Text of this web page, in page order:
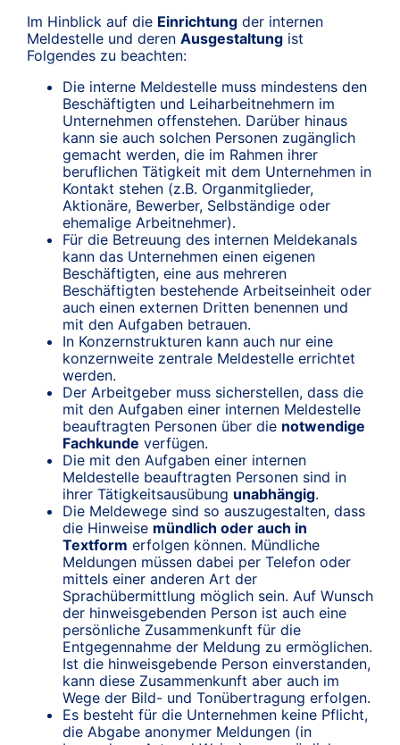
Im Hinblick auf die Einrichtung der internen
Meldestelle und deren Ausgestaltung ist
Folgendes zu beachten:
Die interne Meldestelle muss mindestens den
Beschäftigten und Leiharbeitnehmern im
Unternehmen offenstehen. Darüber hinaus
kann sie auch solchen Personen zugänglich
gemacht werden, die im Rahmen ihrer
beruflichen Tätigkeit mit dem Unternehmen in
Kontakt stehen (z.B. Organmitglieder,
Aktionäre, Bewerber, Selbständige oder
ehemalige Arbeitnehmer).
Für die Betreuung des internen Meldekanals
kann das Unternehmen einen eigenen
Beschäftigten, eine aus mehreren
Beschäftigten bestehende Arbeitseinheit oder
auch einen externen Dritten benennen und
mit den Aufgaben betrauen.
In Konzernstrukturen kann auch nur eine
konzernweite zentrale Meldestelle errichtet
werden.
Der Arbeitgeber muss sicherstellen, dass die
mit den Aufgaben einer internen Meldestelle
beauftragten Personen über die notwendige
Fachkunde verfügen.
Die mit den Aufgaben einer internen
Meldestelle beauftragten Personen sind in
ihrer Tätigkeitsausübung unabhängig.
Die Meldewege sind so auszugestalten, dass
die Hinweise mündlich oder auch in
Textform erfolgen können. Mündliche
Meldungen müssen dabei per Telefon oder
mittels einer anderen Art der
Sprachübermittlung möglich sein. Auf Wunsch
der hinweisgebenden Person ist auch eine
persönliche Zusammenkunft für die
Entgegennahme der Meldung zu ermöglichen.
Ist die hinweisgebende Person einverstanden,
kann diese Zusammenkunft aber auch im
Wege der Bild- und Tonübertragung erfolgen.
Es besteht für die Unternehmen keine Pflicht,
die Abgabe anonymer Meldungen (in